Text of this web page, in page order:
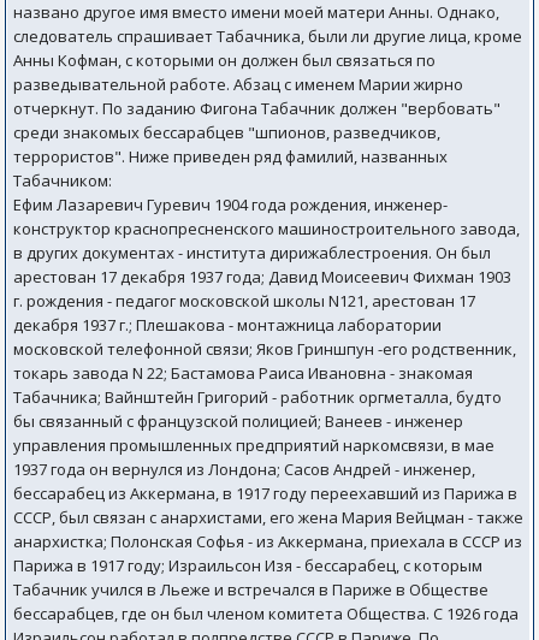
названо другое имя вместо имени моей матери Анны. Однако,
следователь спрашивает Табачника, были ли другие лица, кроме
Анны Кофман, с которыми он должен был связаться по
разведывательной работе. Абзац с именем Марии жирно
отчеркнут. По заданию Фигона Табачник должен "вербовать"
среди знакомых бессарабцев "шпионов, разведчиков,
террористов". Ниже приведен ряд фамилий, названных
Табачником:
Ефим Лазаревич Гуревич 1904 года рождения, инженер-
конструктор краснопресненского машиностроительного завода,
в других документах - института дирижаблестроения. Он был
арестован 17 декабря 1937 года; Давид Моисеевич Фихман 1903
г. рождения - педагог московской школы N121, арестован 17
декабря 1937 г.; Плешакова - монтажница лаборатории
московской телефонной связи; Яков Гриншпун -его родственник,
токарь завода N 22; Бастамова Раиса Ивановна - знакомая
Табачника; Вайнштейн Григорий - работник оргметалла, будто
бы связанный с французской полицией; Ванеев - инженер
управления промышленных предприятий наркомсвязи, в мае
1937 года он вернулся из Лондона; Сасов Андрей - инженер,
бессарабец из Аккермана, в 1917 году переехавший из Парижа в
СССР, был связан с анархистами, его жена Мария Вейцман - также
анархистка; Полонская Софья - из Аккермана, приехала в СССР из
Парижа в 1917 году; Израильсон Изя - бессарабец, с которым
Табачник учился в Льеже и встречался в Париже в Обществе
бессарабцев, где он был членом комитета Общества. С 1926 года